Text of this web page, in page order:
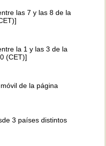
las 7 y las 8 de la
la 1 y las 3 de la
(CET)]
de la página
3 países distintos